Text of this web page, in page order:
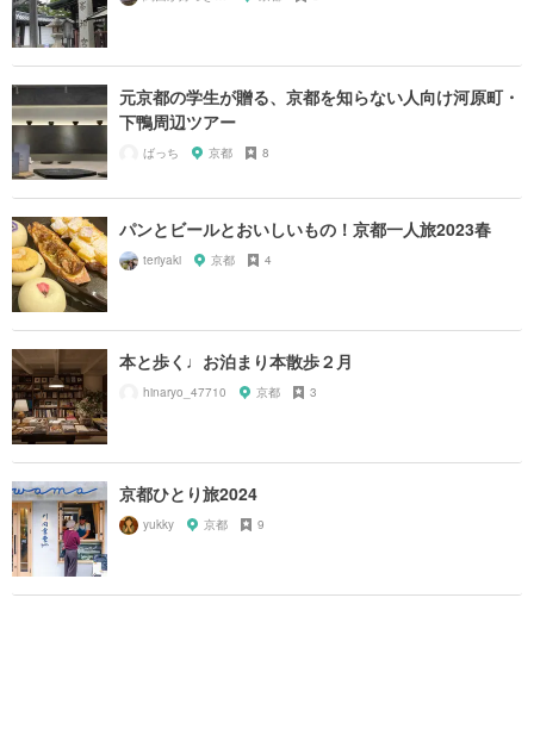
元京都の学生が贈る、京都を知らない人向け河原町・
下鴨周辺ツアー
ばっち 京都 8
パンとビールとおいしいもの！京都一人旅2023春
teriyaki 京都 4
本と歩く♩お泊まり本散歩２月
hinaryo_47710 京都 3
京都ひとり旅2024
yukky 京都 9